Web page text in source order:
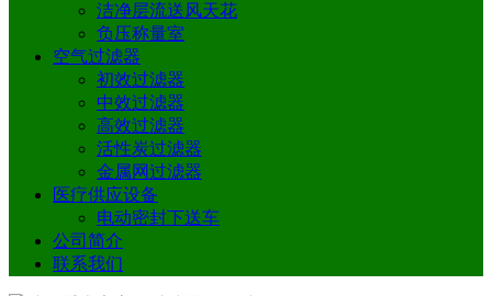
洁净层流送风天花
负压称量室
空气过滤器
初效过滤器
中效过滤器
高效过滤器
活性炭过滤器
金属网过滤器
医疗供应设备
电动密封下送车
公司简介
联系我们